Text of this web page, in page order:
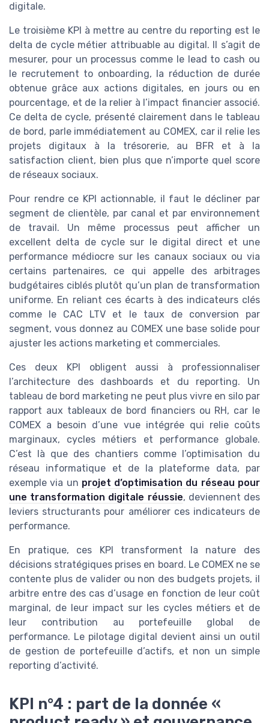
digitale.
Le troisième KPI à mettre au centre du reporting est le
delta de cycle métier attribuable au digital. Il s’agit de
mesurer, pour un processus comme le lead to cash ou
le recrutement to onboarding, la réduction de durée
obtenue grâce aux actions digitales, en jours ou en
pourcentage, et de la relier à l’impact financier associé.
Ce delta de cycle, présenté clairement dans le tableau
de bord, parle immédiatement au COMEX, car il relie les
projets digitaux à la trésorerie, au BFR et à la
satisfaction client, bien plus que n’importe quel score
de réseaux sociaux.
Pour rendre ce KPI actionnable, il faut le décliner par
segment de clientèle, par canal et par environnement
de travail. Un même processus peut afficher un
excellent delta de cycle sur le digital direct et une
performance médiocre sur les canaux sociaux ou via
certains partenaires, ce qui appelle des arbitrages
budgétaires ciblés plutôt qu’un plan de transformation
uniforme. En reliant ces écarts à des indicateurs clés
comme le CAC LTV et le taux de conversion par
segment, vous donnez au COMEX une base solide pour
ajuster les actions marketing et commerciales.
Ces deux KPI obligent aussi à professionnaliser
l’architecture des dashboards et du reporting. Un
tableau de bord marketing ne peut plus vivre en silo par
rapport aux tableaux de bord financiers ou RH, car le
COMEX a besoin d’une vue intégrée qui relie coûts
marginaux, cycles métiers et performance globale.
C’est là que des chantiers comme l’optimisation du
réseau informatique et de la plateforme data, par
exemple via un projet d’optimisation du réseau pour
une transformation digitale réussie, deviennent des
leviers structurants pour améliorer ces indicateurs de
performance.
En pratique, ces KPI transforment la nature des
décisions stratégiques prises en board. Le COMEX ne se
contente plus de valider ou non des budgets projets, il
arbitre entre des cas d’usage en fonction de leur coût
marginal, de leur impact sur les cycles métiers et de
leur contribution au portefeuille global de
performance. Le pilotage digital devient ainsi un outil
de gestion de portefeuille d’actifs, et non un simple
reporting d’activité.
KPI n°4 : part de la donnée «